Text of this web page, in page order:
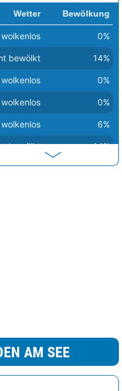
Wetter Bewölkung
wolkenlos 0%
bewölkt 14%
wolkenlos 0%
wolkenlos 0%
wolkenlos 6%
bewölkt 14%
bewölkt 14%
AM SEE